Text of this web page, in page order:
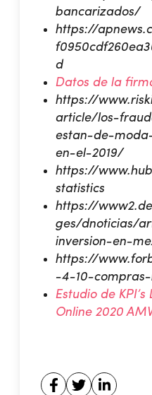
bancarizados/
https://
d
Datos de la
https://
article/los-
estan-de-
en-el-2019/
https://
statistics
https://
ges/dnoticias/
inversion-en-
https://
-4-10-
Estudio de
Online 2020